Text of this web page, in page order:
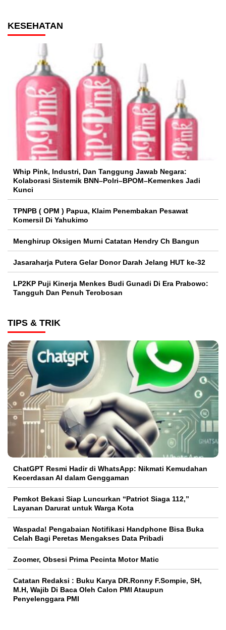
KESEHATAN
Whip Pink, Industri, Dan Tanggung Jawab Negara:
Kolaborasi Sistemik BNN–Polri–BPOM–Kemenkes Jadi
Kunci
TPNPB ( OPM ) Papua, Klaim Penembakan Pesawat
Komersil Di Yahukimo
Menghirup Oksigen Murni Catatan Hendry Ch Bangun
Jasaraharja Putera Gelar Donor Darah Jelang HUT ke-32
LP2KP Puji Kinerja Menkes Budi Gunadi Di Era Prabowo:
Tangguh Dan Penuh Terobosan‎
TIPS & TRIK
ChatGPT Resmi Hadir di WhatsApp: Nikmati Kemudahan
Kecerdasan AI dalam Genggaman
Pemkot Bekasi Siap Luncurkan “Patriot Siaga 112,”
Layanan Darurat untuk Warga Kota
Waspada! Pengabaian Notifikasi Handphone Bisa Buka
Celah Bagi Peretas Mengakses Data Pribadi
Zoomer, Obsesi Prima Pecinta Motor Matic
Catatan Redaksi : Buku Karya DR.Ronny F.Sompie, SH,
M.H, Wajib Di Baca Oleh Calon PMI Ataupun
Penyelenggara PMI